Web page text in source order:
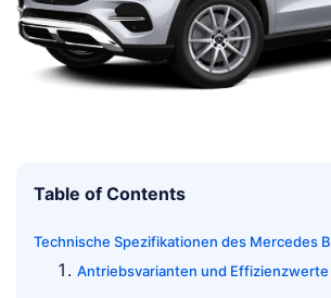
Table of Contents
Technische Spezifikationen des Mercedes
Antriebsvarianten und Effizienzwerte